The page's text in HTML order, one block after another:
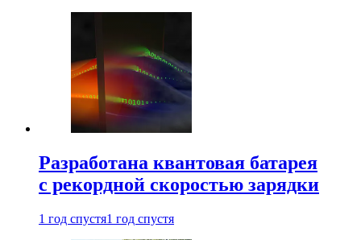
Разработана квантовая батарея
с рекордной скоростью зарядки
1 год спустя1 год спустя